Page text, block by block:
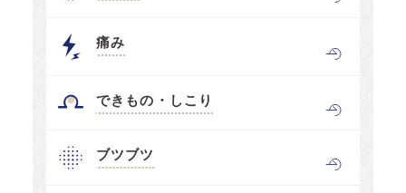
痛み
できもの・しこり
ブツブツ